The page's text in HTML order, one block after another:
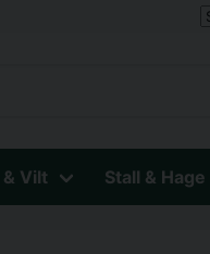
Vilt Stall & Hage